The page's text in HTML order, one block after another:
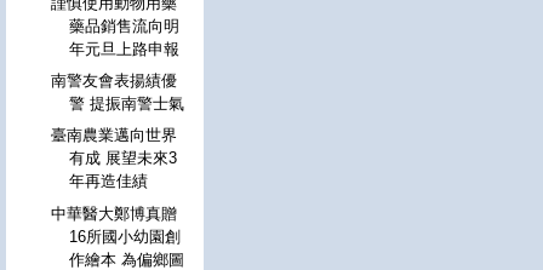
藥品銷售流向明
年元旦上路申報
南警友會表揚績優
警 提振南警士氣
臺南農業邁向世界
有成 展望未來3
年再造佳績
中華醫大鄭博真贈
16所國小幼園創
作繪本 為偏鄉圖